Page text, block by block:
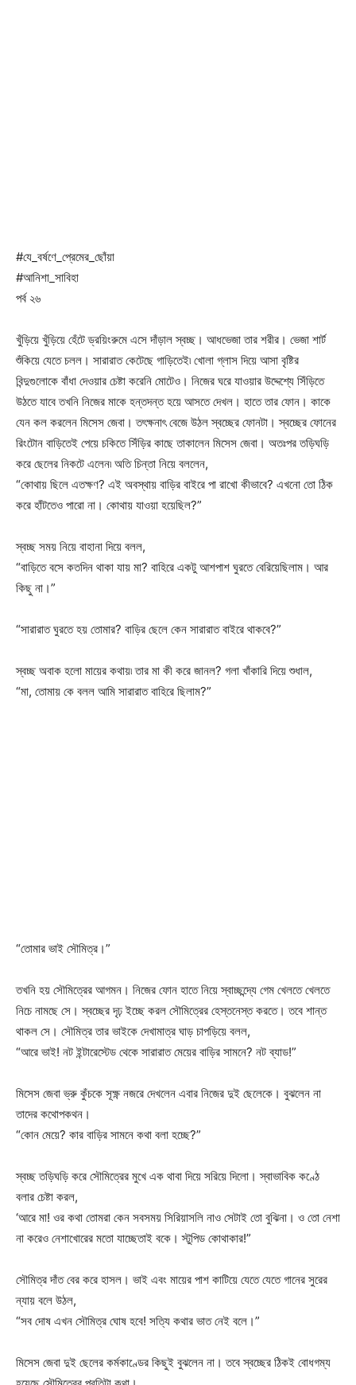
#যে_বর্ষণে_প্রেমের_ছোঁয়া
#আনিশা_সাবিহা
পর্ব ২৬
খুঁড়িয়ে খুঁড়িয়ে হেঁটে ড্রয়িংরুমে এসে দাঁড়াল স্বচ্ছ। আধভেজা তার শরীর। ভেজা শার্ট
শুঁকিয়ে যেতে চলল। সারারাত কেটেছে গাড়িতেই৷ খোলা গ্লাস দিয়ে আসা বৃষ্টির
বিন্দুগুলোকে বাঁধা দেওয়ার চেষ্টা করেনি মোটেও। নিজের ঘরে যাওয়ার উদ্দেশ্যে সিঁড়িতে
উঠতে যাবে তখনি নিজের মাকে হন্তদন্ত হয়ে আসতে দেখল। হাতে তার ফোন। কাকে
যেন কল করলেন মিসেস জেবা। তৎক্ষনাৎ বেজে উঠল স্বচ্ছের ফোনটা। স্বচ্ছের ফোনের
রিংটোন বাড়িতেই পেয়ে চকিতে সিঁড়ির কাছে তাকালেন মিসেস জেবা। অতঃপর তড়িঘড়ি
করে ছেলের নিকটে এলেন৷ অতি চিন্তা নিয়ে বললেন,
“কোথায় ছিলে এতক্ষণ? এই অবস্থায় বাড়ির বাইরে পা রাখো কীভাবে? এখনো তো ঠিক
করে হাঁটতেও পারো না। কোথায় যাওয়া হয়েছিল?”
স্বচ্ছ সময় নিয়ে বাহানা দিয়ে বলল,
“বাড়িতে বসে কতদিন থাকা যায় মা? বাহিরে একটু আশপাশ ঘুরতে বেরিয়েছিলাম। আর
কিছু না।”
“সারারাত ঘুরতে হয় তোমার? বাড়ির ছেলে কেন সারারাত বাইরে থাকবে?”
স্বচ্ছ অবাক হলো মায়ের কথায়৷ তার মা কী করে জানল? গলা খাঁকারি দিয়ে শুধাল,
“মা, তোমায় কে বলল আমি সারারাত বাহিরে ছিলাম?”
“তোমার ভাই সৌমিত্র।”
তখনি হয় সৌমিত্রের আগমন। নিজের ফোন হাতে নিয়ে স্বাচ্ছন্দ্যে গেম খেলতে খেলতে
নিচে নামছে সে। স্বচ্ছের দৃঢ় ইচ্ছে করল সৌমিত্রের হেস্তনেস্ত করতে। তবে শান্ত
থাকল সে। সৌমিত্র তার ভাইকে দেখামাত্র ঘাড় চাপড়িয়ে বলল,
“আরে ভাই! নট ইন্টারেস্টেড থেকে সারারাত মেয়ের বাড়ির সামনে? নট ব্যাড!”
মিসেস জেবা ভ্রু কুঁচকে সূক্ষ্ণ নজরে দেখলেন এবার নিজের দুই ছেলেকে। বুঝলেন না
তাদের কথোপকথন।
“কোন মেয়ে? কার বাড়ির সামনে কথা বলা হচ্ছে?”
স্বচ্ছ তড়িঘড়ি করে সৌমিত্রের মুখে এক থাবা দিয়ে সরিয়ে দিলো। স্বাভাবিক কণ্ঠে
বলার চেষ্টা করল,
‘আরে মা! ওর কথা তোমরা কেন সবসময় সিরিয়াসলি নাও সেটাই তো বুঝিনা। ও তো নেশা
না করেও নেশাখোরের মতো যাচ্ছেতাই বকে। স্টুপিড কোথাকার!”
সৌমিত্র দাঁত বের করে হাসল। ভাই এবং মায়ের পাশ কাটিয়ে যেতে যেতে গানের সুরের
ন্যায় বলে উঠল,
“সব দোষ এখন সৌমিত্র ঘোষ হবে! সত্যি কথার ভাত নেই বলে।”
মিসেস জেবা দুই ছেলের কর্মকাণ্ডের কিছুই বুঝলেন না। তবে স্বচ্ছের ঠিকই বোধগম্য